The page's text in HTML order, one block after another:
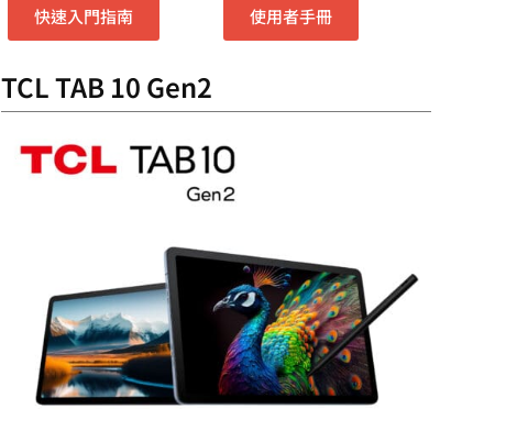
快速入門指南 使用者手冊
TCL TAB 10 Gen2